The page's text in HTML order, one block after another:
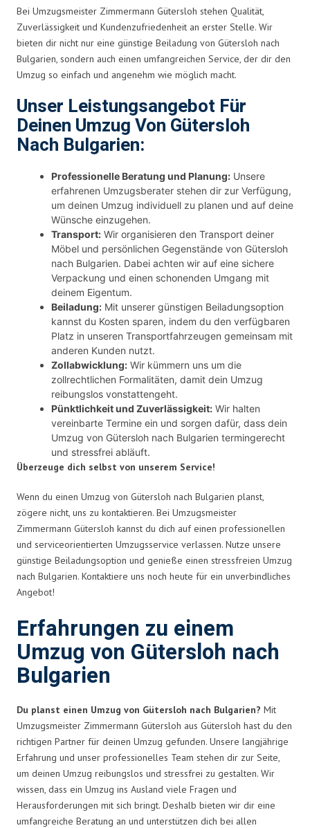
Bei Umzugsmeister Zimmermann Gütersloh stehen Qualität,
Zuverlässigkeit und Kundenzufriedenheit an erster Stelle. Wir
bieten dir nicht nur eine günstige Beiladung von Gütersloh nach
Bulgarien, sondern auch einen umfangreichen Service, der dir den
Umzug so einfach und angenehm wie möglich macht.
Unser Leistungsangebot Für
Deinen Umzug Von Gütersloh
Nach Bulgarien:
Professionelle Beratung und Planung: Unsere
erfahrenen Umzugsberater stehen dir zur Verfügung,
um deinen Umzug individuell zu planen und auf deine
Wünsche einzugehen.
Transport: Wir organisieren den Transport deiner
Möbel und persönlichen Gegenstände von Gütersloh
nach Bulgarien. Dabei achten wir auf eine sichere
Verpackung und einen schonenden Umgang mit
deinem Eigentum.
Beiladung: Mit unserer günstigen Beiladungsoption
kannst du Kosten sparen, indem du den verfügbaren
Platz in unseren Transportfahrzeugen gemeinsam mit
anderen Kunden nutzt.
Zollabwicklung: Wir kümmern uns um die
zollrechtlichen Formalitäten, damit dein Umzug
reibungslos vonstattengeht.
Pünktlichkeit und Zuverlässigkeit: Wir halten
vereinbarte Termine ein und sorgen dafür, dass dein
Umzug von Gütersloh nach Bulgarien termingerecht
und stressfrei abläuft.
Überzeuge dich selbst von unserem Service!
Wenn du einen Umzug von Gütersloh nach Bulgarien planst,
zögere nicht, uns zu kontaktieren. Bei Umzugsmeister
Zimmermann Gütersloh kannst du dich auf einen professionellen
und serviceorientierten Umzugsservice verlassen. Nutze unsere
günstige Beiladungsoption und genieße einen stressfreien Umzug
nach Bulgarien. Kontaktiere uns noch heute für ein unverbindliches
Angebot!
Erfahrungen zu einem
Umzug von Gütersloh nach
Bulgarien
Du planst einen Umzug von Gütersloh nach Bulgarien? Mit
Umzugsmeister Zimmermann Gütersloh aus Gütersloh hast du den
richtigen Partner für deinen Umzug gefunden. Unsere langjährige
Erfahrung und unser professionelles Team stehen dir zur Seite,
um deinen Umzug reibungslos und stressfrei zu gestalten. Wir
wissen, dass ein Umzug ins Ausland viele Fragen und
Herausforderungen mit sich bringt. Deshalb bieten wir dir eine
umfangreiche Beratung an und unterstützen dich bei allen